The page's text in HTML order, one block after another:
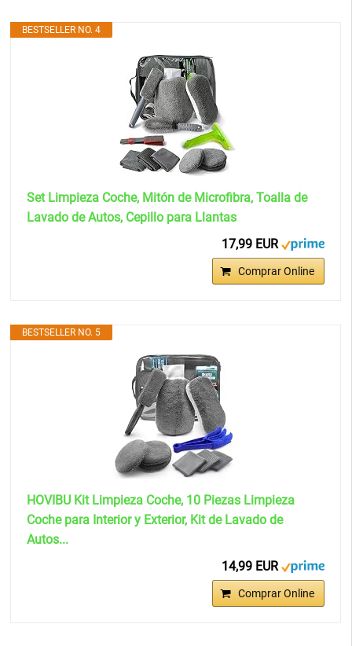
BESTSELLER NO. 4
Set Limpieza Coche, Mitón de Microfibra, Toalla de
Lavado de Autos, Cepillo para Llantas
17,99 EUR
Comprar Online
BESTSELLER NO. 5
HOVIBU Kit Limpieza Coche, 10 Piezas Limpieza
Coche para Interior y Exterior, Kit de Lavado de
Autos...
14,99 EUR
Comprar Online